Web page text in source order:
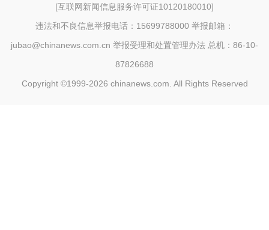
[互联网新闻信息服务许可证10120180010]
违法和不良信息举报电话：15699788000 举报邮箱：
jubao@chinanews.com.cn 举报受理和处置管理办法 总机：86-10-
87826688
Copyright ©1999-2026 chinanews.com. All Rights Reserved